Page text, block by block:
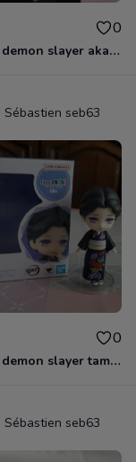
0
figurine demon slayer akaza officielle &ichiban
Sébastien seb63
0
figurine demon slayer tamayo
Sébastien seb63